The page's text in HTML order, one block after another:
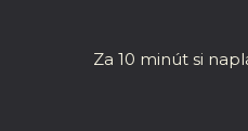
Za 10 minút si